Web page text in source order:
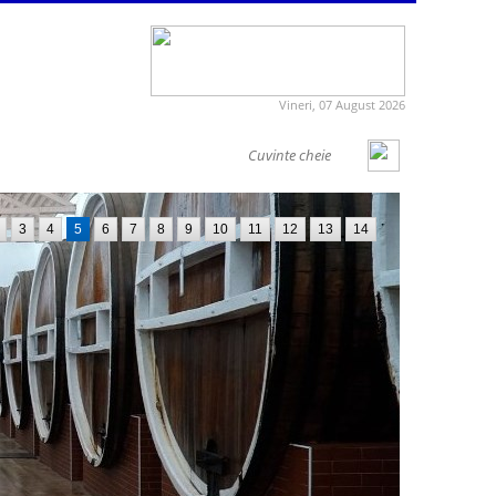
Vineri, 07 August 2026
3 4 5 6 7 8 9 10 11 12 13 14